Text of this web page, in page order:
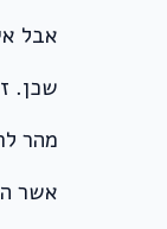
אבל
שכן.
מהר
אשר